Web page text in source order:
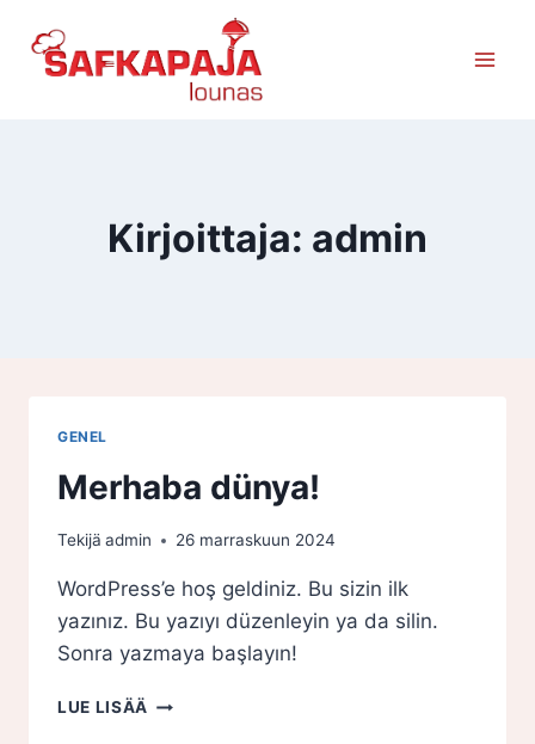
sisältöön
Kirjoittaja: admin
GENEL
Merhaba dünya!
Tekijä admin 26 marraskuun 2024
WordPress’e hoş geldiniz. Bu sizin ilk
yazınız. Bu yazıyı düzenleyin ya da silin.
Sonra yazmaya başlayın!
LUE LISÄÄ MERHABA